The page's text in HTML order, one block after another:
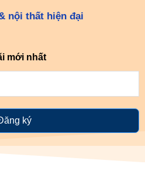
nội thất hiện đại
mới nhất
ký